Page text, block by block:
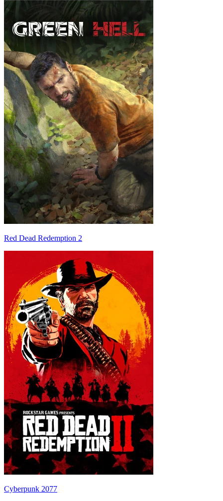
Red Dead Redemption 2
Cyberpunk 2077